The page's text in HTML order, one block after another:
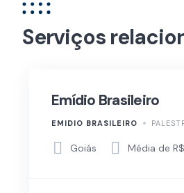
Serviços
Emídio Brasileiro
EMIDIO BRASILEIRO
Goiás Média de